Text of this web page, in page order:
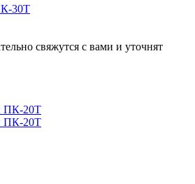
30Т
свяжутся с вами и уточнят